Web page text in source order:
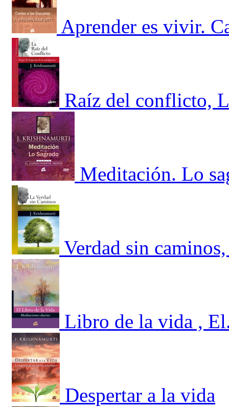
Aprender es vivir.
Raíz del conflicto,
Meditación. Lo
Verdad sin
Libro de la vida ,
Despertar a la vida